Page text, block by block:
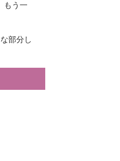
もう一
部分し